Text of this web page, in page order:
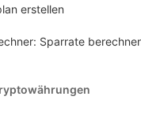
erstellen
Sparrate